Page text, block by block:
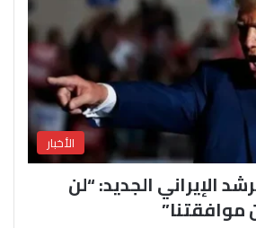
الأخبار
الإيراني الجديد: “لن
موافقتنا”